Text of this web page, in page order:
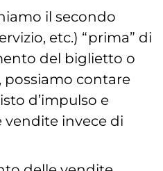
il secondo
etc.) “prima” di
del biglietto o
possiamo contare
d’impulso e
vendite invece di